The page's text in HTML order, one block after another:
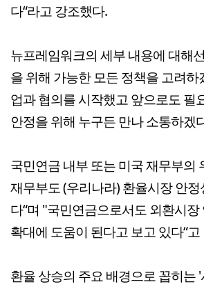
다“라고 강조했다.
뉴프레임워크의 세부 내용에 대해
을 위해 가능한 모든 정책을 고려하
업과 협의를 시작했고 앞으로도 필
안정을 위해 누구든 만나 소통하겠
국민연금 내부 또는 미국 재무부의
재무부도 (우리나라) 환율시장 안
다“며 "국민연금으로서도 외환시
확대에 도움이 된다고 보고 있다“
환율 상승의 주요 배경으로 꼽히는